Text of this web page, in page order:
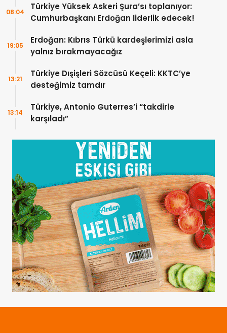
Türkiye Yüksek Askeri Şura’sı toplanıyor:
Cumhurbaşkanı Erdoğan liderlik edecek!
08:04
Erdoğan: Kıbrıs Türkü kardeşlerimizi asla
yalnız bırakmayacağız
19:05
Türkiye Dışişleri Sözcüsü Keçeli: KKTC’ye
desteğimiz tamdır
13:21
Türkiye, Antonio Guterres’i “takdirle
karşıladı”
13:14